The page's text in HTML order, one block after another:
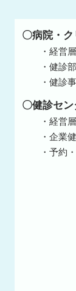
〇病院・ク
・経営層
・健診部
・健診事
〇健診セ
・経営層
・企業健
・予約・